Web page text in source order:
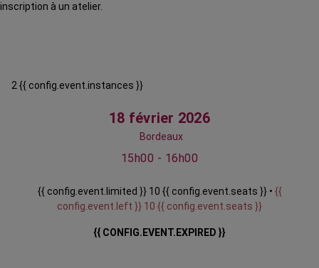
inscription à un atelier.
2 {{ config.event.instances }}
18 février 2026
Bordeaux
15h00 - 16h00
{{ config.event.limited }} 10 {{ config.event.seats }} • {{
config.event.left }} 10 {{ config.event.seats }}
{{ CONFIG.EVENT.EXPIRED }}